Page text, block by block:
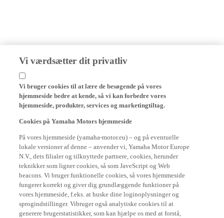
Vi værdsætter dit privatliv
Vi bruger cookies til at lære de besøgende på vores
hjemmeside bedre at kende, så vi kan forbedre vores
hjemmeside, produkter, services og marketingtiltag.
Cookies på Yamaha Motors hjemmeside
På vores hjemmeside (yamaha-motor.eu) – og på eventuelle
lokale versioner af denne – anvender vi, Yamaha Motor Europe
N.V., dets filialer og tilknyttede partnere, cookies, herunder
teknikker som ligner cookies, så som JaveScript og Web
beacons. Vi bruger funktionelle cookies, så vores hjemmeside
fungerer korrekt og giver dig grundlæggende funktioner på
vores hjemmeside, f.eks. at huske dine loginoplysninger og
sprogindstillinger. Vibruger også analytiske cookies til at
generere brugerstatistikker, som kan hjælpe os med at forstå,